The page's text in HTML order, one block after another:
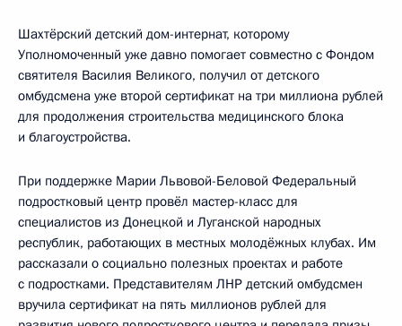
Шахтёрский детский дом-интернат, которому
Уполномоченный уже давно помогает совместно с Фондом
святителя Василия Великого, получил от детского
омбудсмена уже второй сертификат на три миллиона рублей
для продолжения строительства медицинского блока
и благоустройства.
При поддержке Марии Львовой-Беловой Федеральный
подростковый центр провёл мастер-класс для
специалистов из Донецкой и Луганской народных
республик, работающих в местных молодёжных клубах. Им
рассказали о социально полезных проектах и работе
с подростками. Представителям ЛНР детский омбудсмен
вручила сертификат на пять миллионов рублей для